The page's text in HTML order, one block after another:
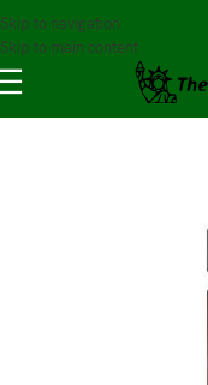
Skip to navigation
Skip to main content